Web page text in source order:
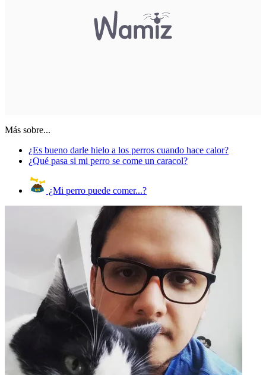
Más sobre...
¿Es bueno darle hielo a los perros cuando hace calor?
¿Qué pasa si mi perro se come un caracol?
¿Mi perro puede comer...?